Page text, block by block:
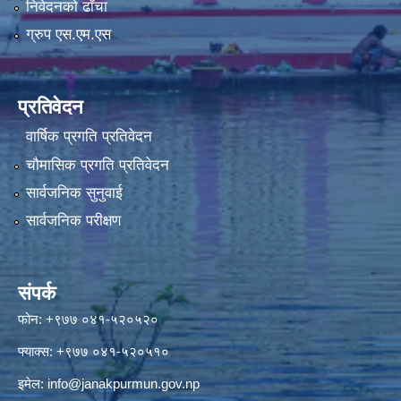
निवेदनको ढाँचा
ग्रुप एस.एम.एस
प्रतिवेदन
वार्षिक प्रगति प्रतिवेदन
चौमासिक प्रगति प्रतिवेदन
सार्वजनिक सुनुवाई
सार्वजनिक परीक्षण
संपर्क
फोन: +९७७ ०४१-५२०५२०
फ्याक्स: +९७७ ०४१-५२०५१०
इमेल:info@janakpurmun.gov.np